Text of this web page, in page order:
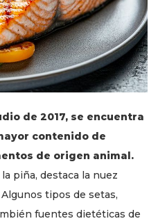
de 2017, se encuentra
contenido de
de origen animal.
piña, destaca la nuez
tipos de setas,
fuentes dietéticas de